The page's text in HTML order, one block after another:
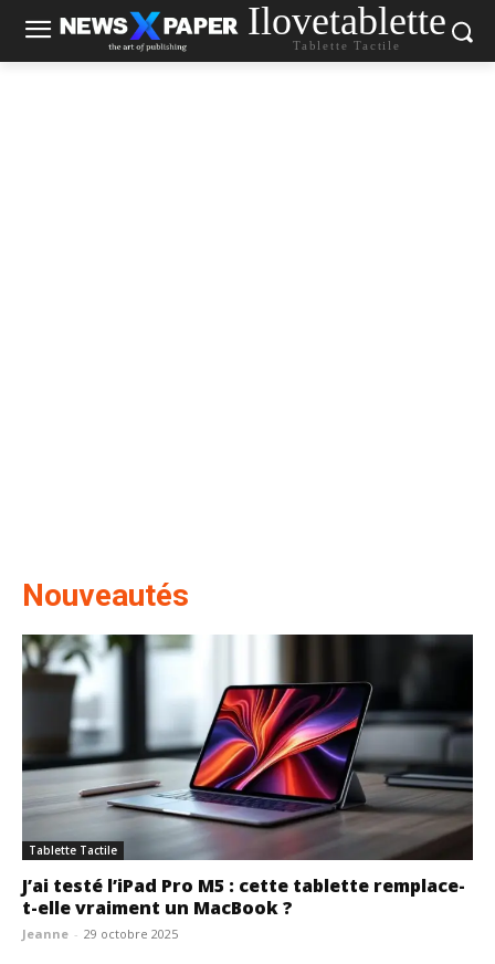
Ilovetablette
Tablette Tactile
Nouveautés
Tablette Tactile
J’ai testé l’iPad Pro M5 : cette tablette remplace-
t-elle vraiment un MacBook ?
Jeanne - 29 octobre 2025